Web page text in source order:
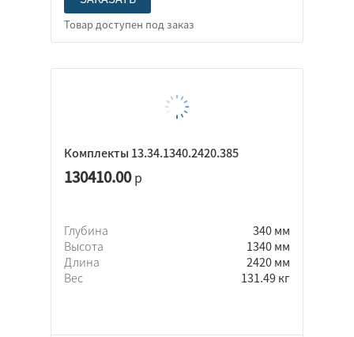
Комплекты 13.34.1340.2420.385
130410.00р
Глубина
340 мм
Высота
1340 мм
Длина
2420 мм
Вес
131.49 кг